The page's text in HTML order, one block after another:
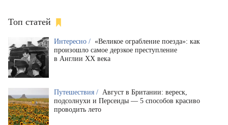
Топ статей
Интересно / «Великое ограбление поезда»: как
произошло самое дерзкое преступление
в Англии XX века
Путешествия / Август в Британии: вереск,
подсолнухи и Персеиды — 5 способов красиво
проводить лето